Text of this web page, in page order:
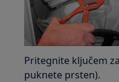
Pritegnite ključem
puknete prsten).